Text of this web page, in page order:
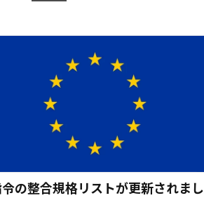
の整合規格リストが更新されまし